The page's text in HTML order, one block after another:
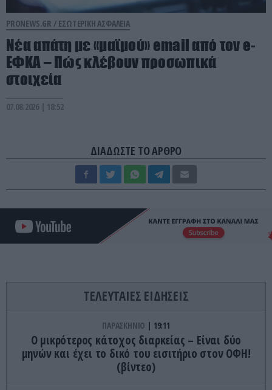
PRONEWS.GR / ΕΣΩΤΕΡΙΚΗ ΑΣΦΑΛΕΙΑ
Νέα απάτη με «μαϊμού» email από τον e-
ΕΦΚΑ – Πώς κλέβουν προσωπικά
στοιχεία
07.08.2026 | 18:52
ΔΙΑΔΩΣΤΕ ΤΟ ΑΡΘΡΟ
ΤΕΛΕΥΤΑΙΕΣ ΕΙΔΗΣΕΙΣ
ΠΑΡΑΣΚΗΝΙΟ 19:11
Ο μικρότερος κάτοχος διαρκείας – Είναι δύο
μηνών και έχει το δικό του εισιτήριο στον ΟΦΗ!
(βίντεο)